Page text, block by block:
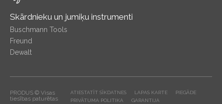
Skārdnieku un jumiķu instrumenti
Buschmann Tools
Freund
Dewalt
PRODUS © Visas
tiesības paturētas
ATIESTATĪT SĪKDATNES LAPAS KARTE
PIEGĀDE
PRIVĀTUMA POLITIKA
GARANTIJA